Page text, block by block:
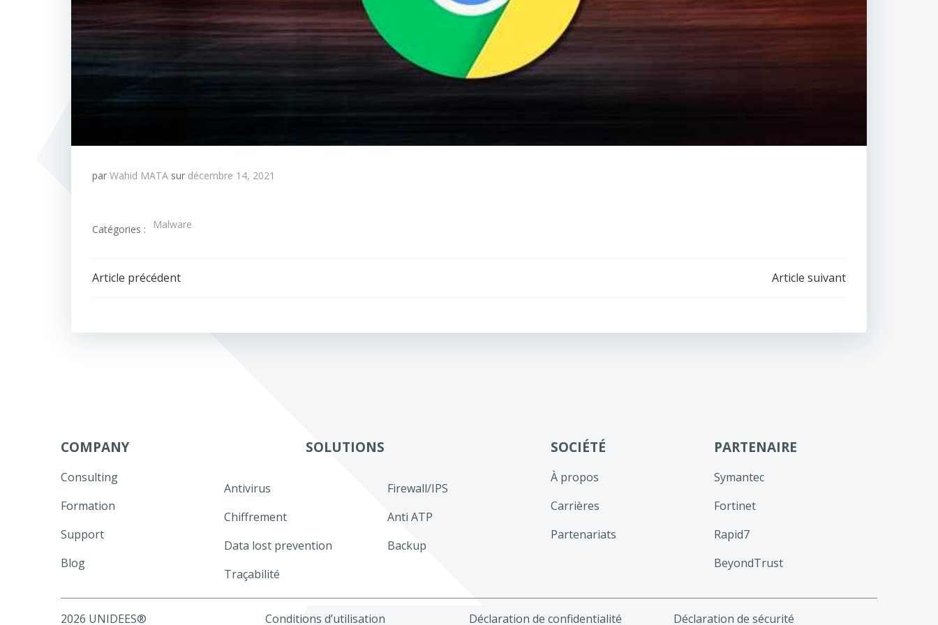
par Wahid MATA sur décembre 14, 2021
Catégories : Malware
Navigation
Article précédent Article suivant
COMPANY
Consulting
Formation
Support
Blog
SOLUTIONS
Antivirus
Chiffrement
Data lost prevention
Traçabilité
Firewall/IPS
Anti ATP
Backup
SOCIÉTÉ
À propos
Carrières
Partenariats
PARTENAIRE
Symantec
Fortinet
Rapid7
BeyondTrust
2026 UNIDEES® Conditions d’utilisation Déclaration de confidentialité Déclaration de sécurité